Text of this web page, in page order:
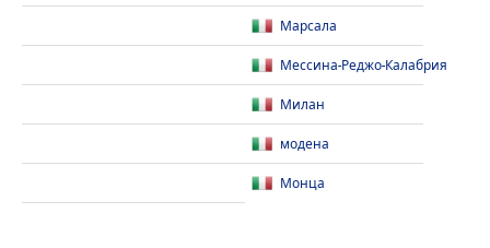
Марсала
Мессина-Реджо-Калабрия
Милан
модена
Монца